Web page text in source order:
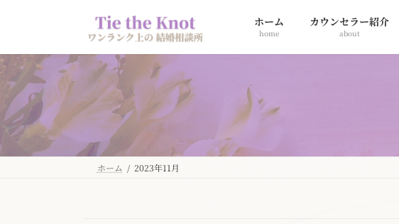
ン
ツ
へ
ス
キ
プ
ー
シ
ョ
ン
に
動
ホーム
home
カウンセラー紹介
about
ホーム 2023年11月